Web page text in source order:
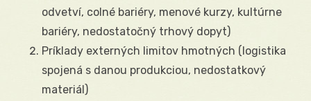
odvetví, colné bariéry, menové kurzy, kultúrne
bariéry, nedostatočný trhový dopyt)
Príklady externých limitov hmotných (logistika
spojená s danou produkciou, nedostatkový
materiál)